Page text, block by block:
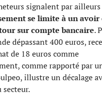
signalent par
se limite à un avoir
sur compte bancaire.
dépassant 400 euros,
de 18 euros comme
comme rapporté par
illustre un décalage
secteur.